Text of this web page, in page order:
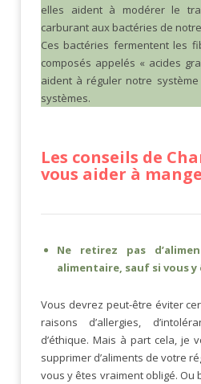
elles aident à modérer le
carburant aux bactéries de
Ces bactéries fermentent les
composés appelés « acides
aident à réguler notre système
systèmes.
Les conseils de
vous aider à
Ne retirez pas
alimentaire, sauf si vous
Vous devrez peut-être éviter
raisons d’allergies,
d’éthique. Mais à part cela, je
supprimer d’aliments de votre
vous y êtes vraiment obligé. Ou